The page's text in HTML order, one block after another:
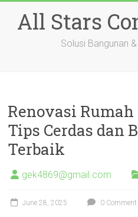
contentAll Stars
Solusi Bangunan
Renovasi
Tips Cerdas dan
Terbaik
gek4869@gmail.com
June 28, 2025 0 Comment